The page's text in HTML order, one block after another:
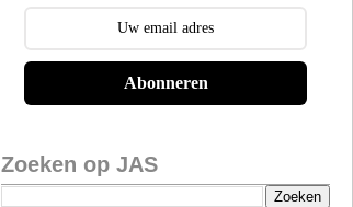
Abonneren
Zoeken op JAS